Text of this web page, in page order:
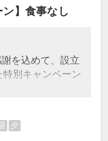
ン】食事なし
を込めて、設立
別キャンペーン
価格にてご旅行
。
夕